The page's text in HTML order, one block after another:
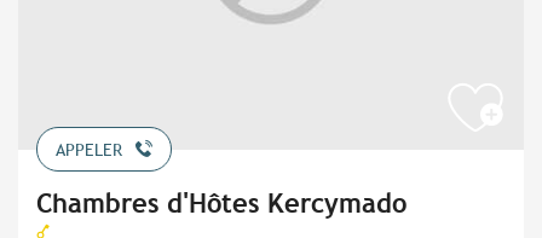
APPELER
Chambres d'Hôtes Kercymado